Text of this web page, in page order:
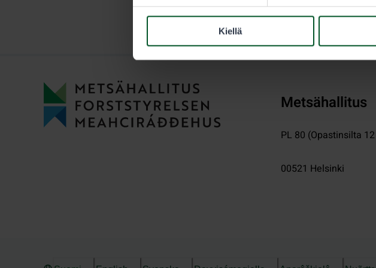
Kiellä
Metsähallitus
PL 80 (Opastinsilta
00521 Helsinki